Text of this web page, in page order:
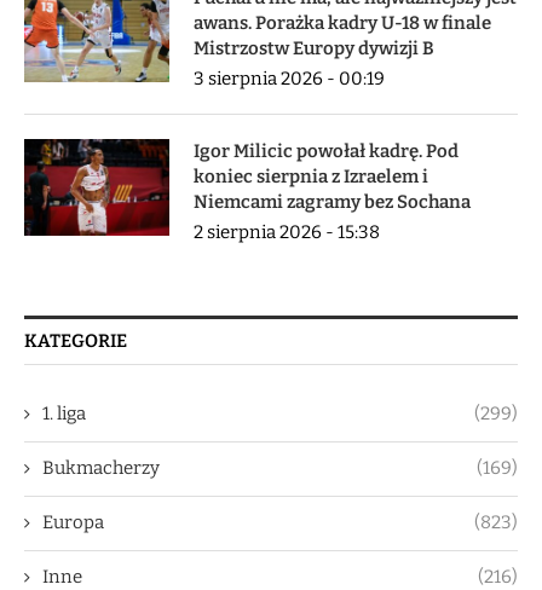
awans. Porażka kadry U-18 w finale
Mistrzostw Europy dywizji B
3 sierpnia 2026 - 00:19
Igor Milicic powołał kadrę. Pod
koniec sierpnia z Izraelem i
Niemcami zagramy bez Sochana
2 sierpnia 2026 - 15:38
KATEGORIE
1. liga (299)
Bukmacherzy (169)
Europa (823)
Inne (216)